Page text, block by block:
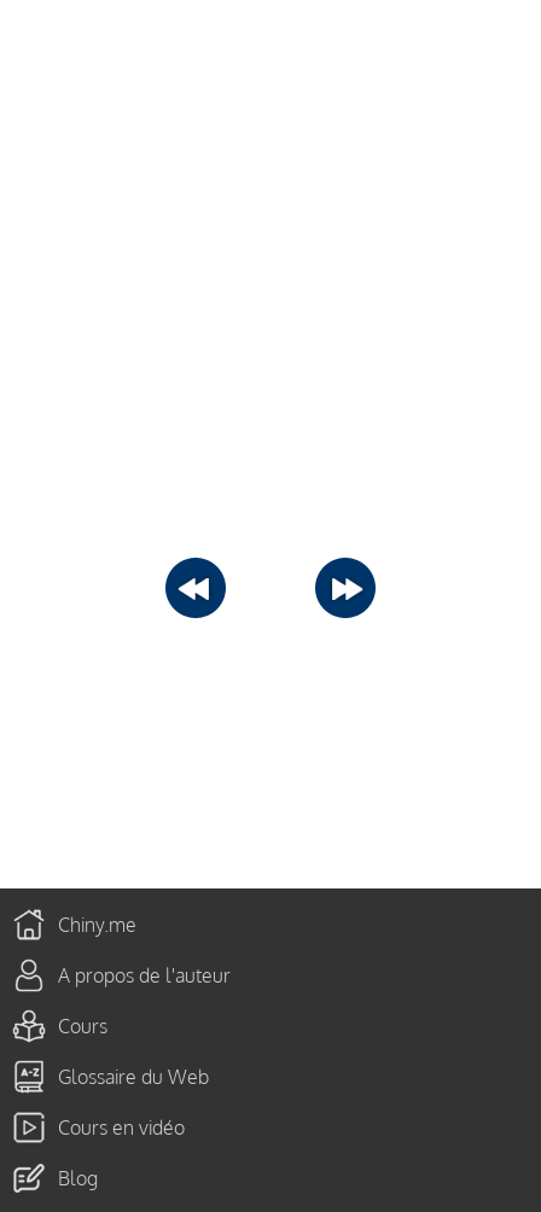
Chiny.me
A propos de l'auteur
Cours
Glossaire du Web
Cours en vidéo
Blog